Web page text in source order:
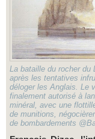
La bataille du rocher du
après les tentatives
déloger les Anglais. Le
finalement autorisé à
minéral, avec une
de munitions,
de bombardements